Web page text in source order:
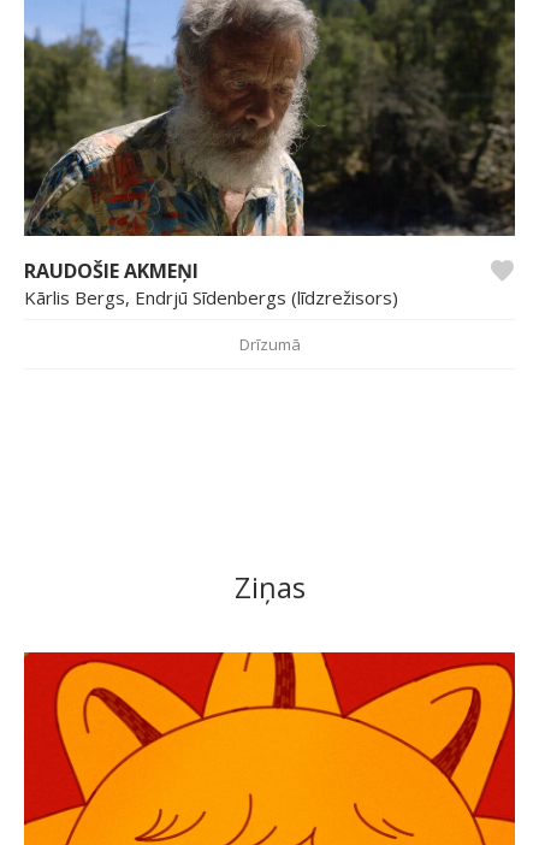
RAUDOŠIE AKMEŅI
Kārlis Bergs, Endrjū Sīdenbergs (līdzrežisors)
Drīzumā
Ziņas